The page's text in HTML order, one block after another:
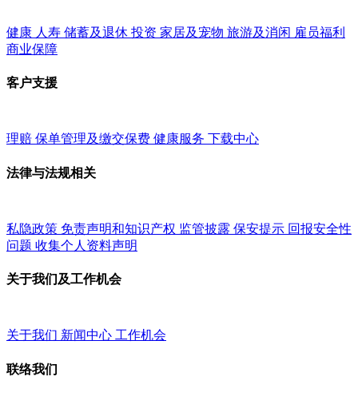
健康 人寿 储蓄及退休 投资 家居及宠物 旅游及消闲 雇员福利
商业保障
客户支援
理赔 保单管理及缴交保费 健康服务 下载中心
法律与法规相关
私隐政策 免责声明和知识产权 监管披露 保安提示 回报安全性
问题 收集个人资料声明
关于我们及工作机会
关于我们 新闻中心 工作机会
联络我们